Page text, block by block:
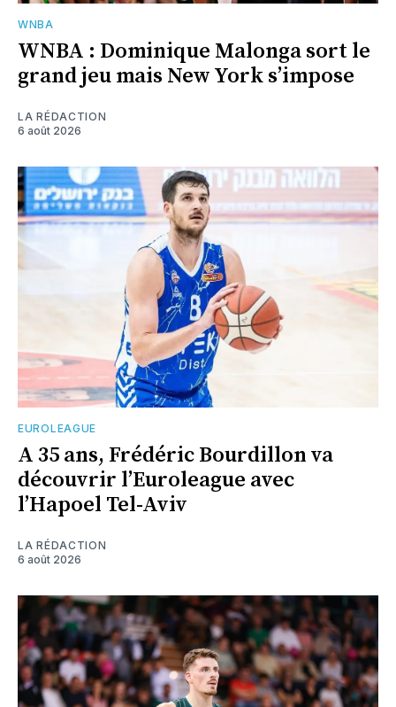
WNBA
WNBA : Dominique Malonga sort le
grand jeu mais New York s’impose
LA RÉDACTION
6 août 2026
EUROLEAGUE
A 35 ans, Frédéric Bourdillon va
découvrir l’Euroleague avec
l’Hapoel Tel-Aviv
LA RÉDACTION
6 août 2026